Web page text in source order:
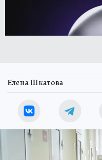
Елена Шкатова